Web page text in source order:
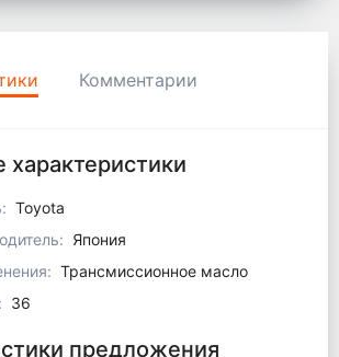
Комментарии
характеристики
Toyota
Япония
Трансмиссионное масло
36
предложения